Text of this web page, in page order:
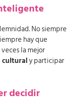
No siempre
hay que
la mejor
culturaly participar
decidir